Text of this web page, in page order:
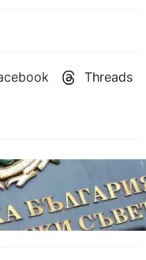
Threads
за професиите в